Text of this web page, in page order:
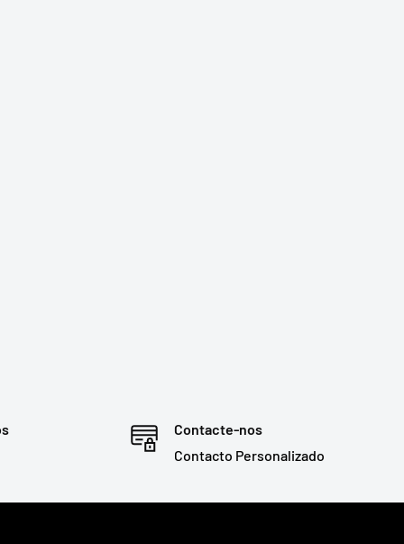
Contacte-nos
Contacto Personalizado